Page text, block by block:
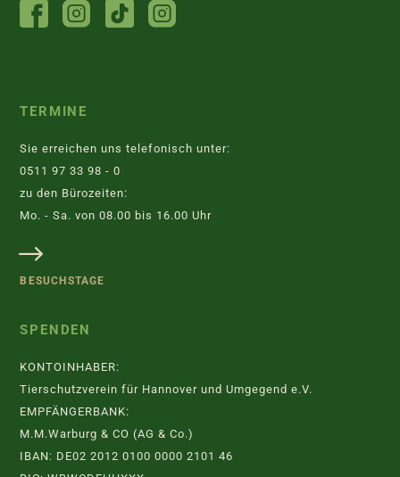
FACEBOOKINSTAGRAM
TIERHEIM
TIKTOK
JUGENDTIERSCHUTZGRUPPE
TERMINE
Sie erreichen uns telefonisch unter:
0511 97 33 98 - 0
zu den Bürozeiten:
Mo. - Sa. von 08.00 bis 16.00 Uhr
BESUCHSTAGE
SPENDEN
KONTOINHABER:
Tierschutzverein für Hannover und Umgegend e.V.
EMPFÄNGERBANK:
M.M.Warburg & CO (AG & Co.)
IBAN: DE02 2012 0100 0000 2101 46